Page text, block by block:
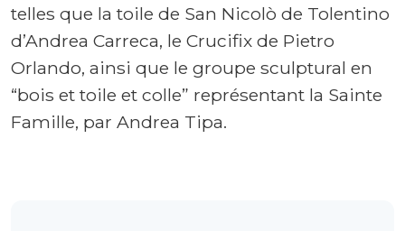
telles que la toile de San Nicolò de Tolentino
d’Andrea Carreca, le Crucifix de Pietro
Orlando, ainsi que le groupe sculptural en
“bois et toile et colle” représentant la Sainte
Famille, par Andrea Tipa.